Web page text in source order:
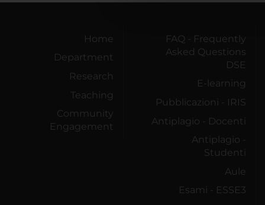
Home
Department
Research
Teaching
Community
Engagement
FAQ - Frequently
Asked Questions
DSE
E-learning
Pubblicazioni - IRIS
Antiplagio - Docenti
Antiplagio -
Studenti
Aule
Esami - ESSE3